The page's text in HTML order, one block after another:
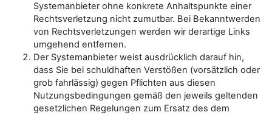
Systemanbieter ohne konkrete Anhaltspunkte einer
Rechtsverletzung nicht zumutbar. Bei Bekanntwerden
von Rechtsverletzungen werden wir derartige Links
umgehend entfernen.
Der Systemanbieter weist ausdrücklich darauf hin,
dass Sie bei schuldhaften Verstößen (vorsätzlich oder
grob fahrlässig) gegen Pflichten aus diesen
Nutzungsbedingungen gemäß den jeweils geltenden
gesetzlichen Regelungen zum Ersatz des dem